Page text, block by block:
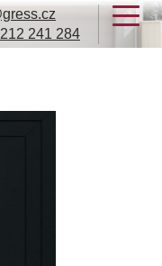
241 284